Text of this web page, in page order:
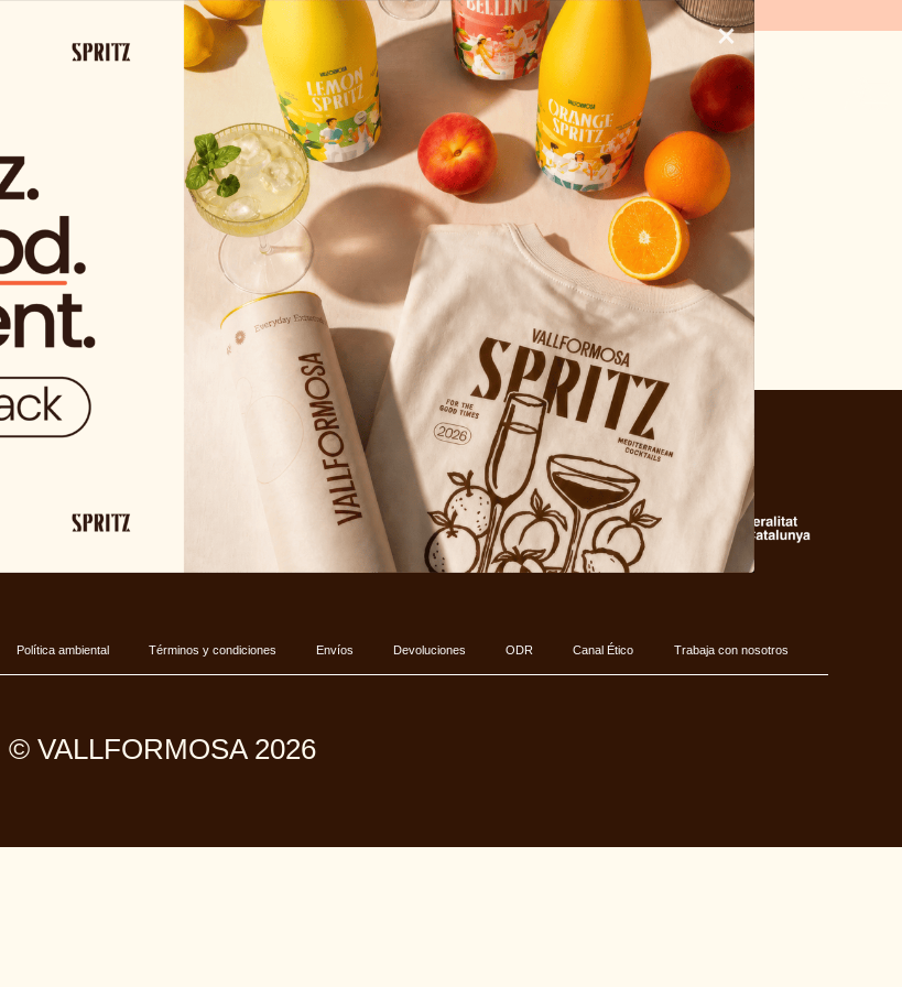
(A EXCEPCIÓN DE LOS PRODUCTOS SOLO VIDA)
Tienda Actualidad Contacto
ESP
×
para acceder a esta página.
Política ambiental Términos y condiciones Envíos Devoluciones ODR Canal Ético Trabaja con nosotros
© VALLFORMOSA 2026